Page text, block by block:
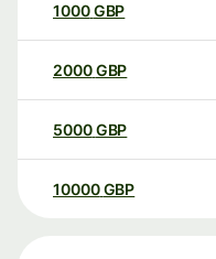
1000GBP
2000GBP
5000GBP
10000 GBP